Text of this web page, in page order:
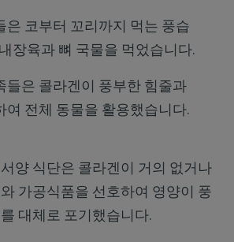
은 코부터 꼬리까지 먹는 풍습
장육과 뼈 국물을 먹었습니다.
들은 콜라겐이 풍부한 힘줄과
여 전체 동물을 활용했습니다.
양 식단은 콜라겐이 거의 없거나
가공식품을 선호하여 영양이 풍
대체로 포기했습니다.